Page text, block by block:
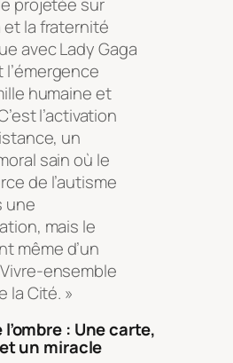
et la fraternité
avec Lady Gaga
humaine et
l’activation
un
sain où le
de l’autisme
une
mais le
même d’un
ensemble
la Cité. »
: Une carte,
un miracle